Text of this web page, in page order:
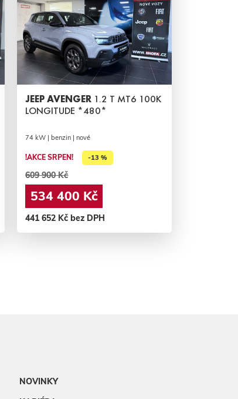
JEEP AVENGER 1.2 T MT6 100K
LONGITUDE *480*
74 kW | benzin | nové
!AKCE SRPEN! -13 %
609 900 Kč
534 400 Kč
441 652 Kč bez DPH
NOVINKY